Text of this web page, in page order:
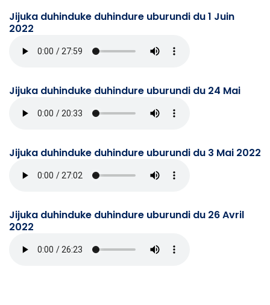
Jijuka duhinduke duhindure uburundi du 1 Juin
2022
Jijuka duhinduke duhindure uburundi du 24 Mai
Jijuka duhinduke duhindure uburundi du 3 Mai 2022
Jijuka duhinduke duhindure uburundi du 26 Avril
2022